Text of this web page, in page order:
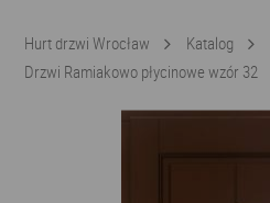
Hurt drzwi Wrocław Katalog
Drzwi Ramiakowo płycinowe wzór 32